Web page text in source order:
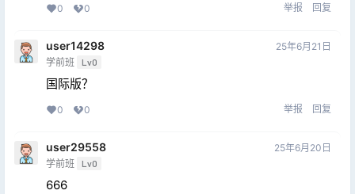
0 0 举报 回复
user14298
学前班 Lv0
25年6月21日
国际版？
0 0 举报 回复
user29558
学前班 Lv0
25年6月20日
666